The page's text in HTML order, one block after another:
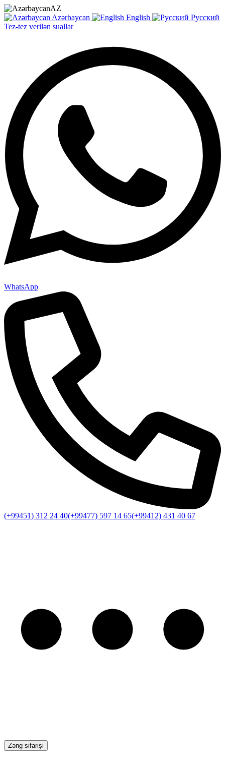
AZ
Azərbaycan
English
Русский
Tez-tez verilən suallar
WhatsApp
(+99451) 312 24 40(+99477) 597 14 65(+99412) 431 40 67
Zəng sifarişi